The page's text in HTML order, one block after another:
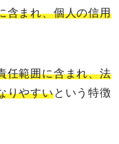
含まれ、個人の信用
任範囲に含まれ、法
りやすいという特徴